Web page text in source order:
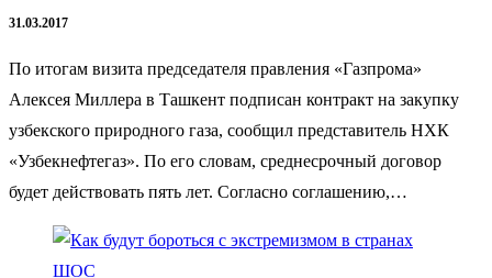
31.03.2017
По итогам визита председателя правления «Газпрома»
Алексея Миллера в Ташкент подписан контракт на закупку
узбекского природного газа, сообщил представитель НХК
«Узбекнефтегаз». По его словам, среднесрочный договор
будет действовать пять лет. Согласно соглашению,…